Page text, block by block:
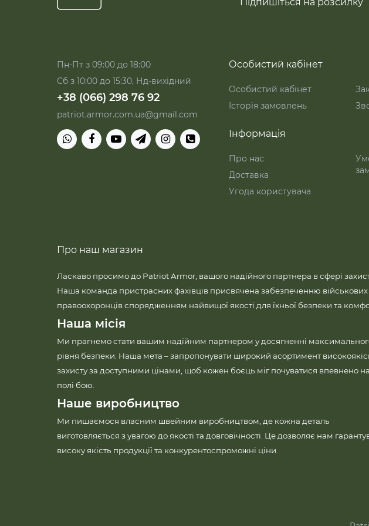
Пн-Пт з 09:00 до 18:00
Сб з 10:00 до 15:30, Нд-вихідний
+38 (066) 298 76 92
patriot.armor.com.ua@gmail.com
Особистий кабінет
Особистий кабінет
Історія замовлень
Інформація
Про нас
Доставка
Угода користувача
Про наш магазин
Ласкаво просимо до Patriot Armor, вашого надійного партнера в сфері
Наша команда пристрасних фахівців присвячена забезпеченню військових
правоохоронців спорядженням найвищої якості для їхньої безпеки та
Наша місія
Ми прагнемо стати вашим надійним партнером у досягненні
рівня безпеки. Наша мета – запропонувати широкий асортимент
захисту за доступними цінами, щоб кожен боєць міг почуватися впевнено на
полі бою.
Наше виробництво
Ми пишаємося власним швейним виробництвом, де кожна деталь
виготовляється з увагою до якості та довговічності. Це дозволяє нам
високу якість продукції та конкурентоспроможні ціни.